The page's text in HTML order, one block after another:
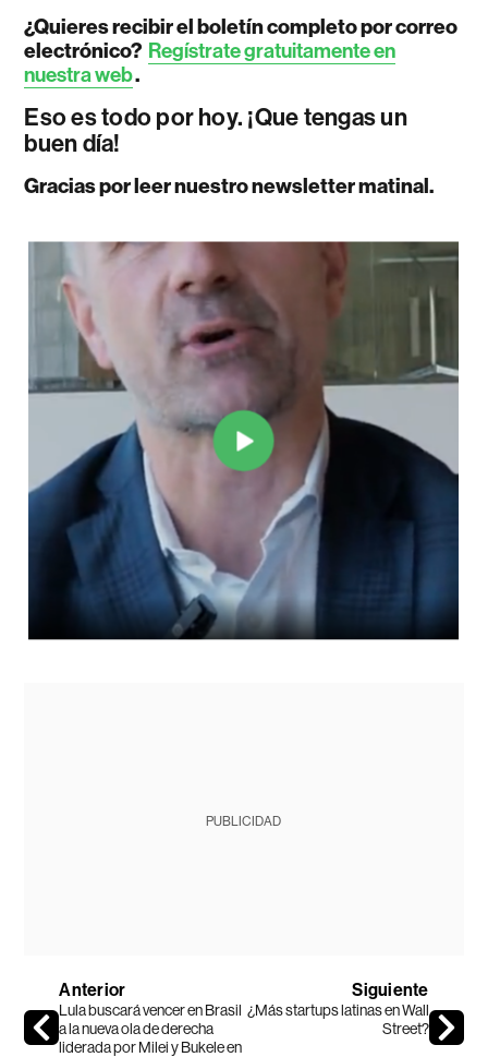
¿Quieres recibir el boletín completo por correo
electrónico? Regístrate gratuitamente en
nuestra web.
Eso es todo por hoy. ¡Que tengas un
buen día!
Gracias por leer nuestro newsletter matinal.
PUBLICIDAD
Anterior
Lula buscará vencer en Brasil
a la nueva ola de derecha
liderada por Milei y Bukele en
Siguiente
¿Más startups latinas en Wall
Street?